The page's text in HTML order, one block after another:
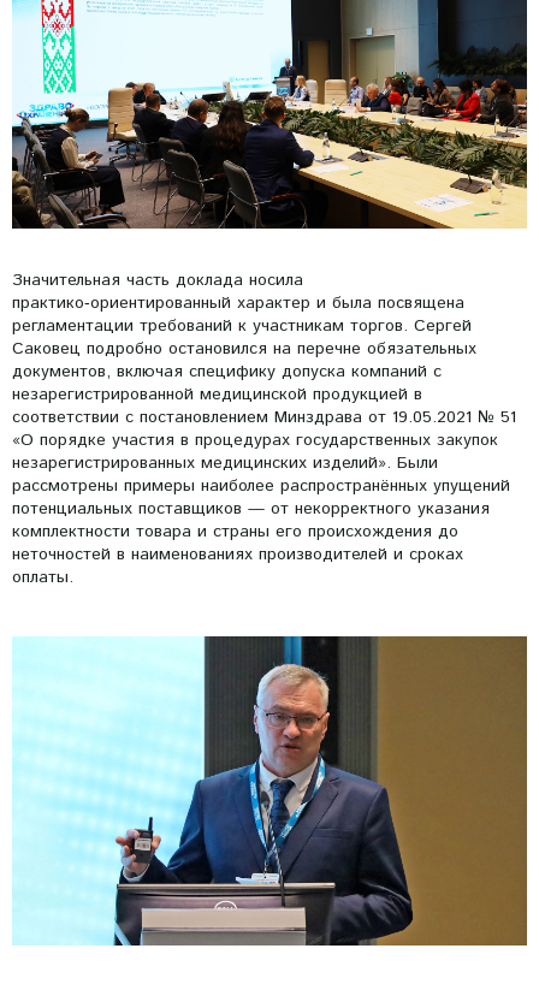
Значительная часть доклада носила
практико‑ориентированный характер и была посвящена
регламентации требований к участникам торгов. Сергей
Саковец подробно остановился на перечне обязательных
документов, включая специфику допуска компаний с
незарегистрированной медицинской продукцией в
соответствии с постановлением Минздрава от 19.05.2021 № 51
«О порядке участия в процедурах государственных закупок
незарегистрированных медицинских изделий». Были
рассмотрены примеры наиболее распространённых упущений
потенциальных поставщиков — от некорректного указания
комплектности товара и страны его происхождения до
неточностей в наименованиях производителей и сроках
оплаты.